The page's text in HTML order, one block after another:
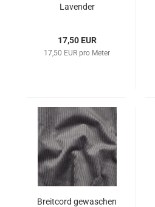
Lavender
17,50 EUR
17,50 EUR pro Meter
Breitcord gewaschen